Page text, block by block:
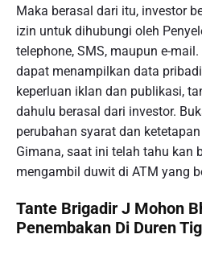
Maka berasal dari itu, investor
izin untuk dihubungi oleh
telephone, SMS, maupun e-
dapat menampilkan data
keperluan iklan dan publikasi,
dahulu berasal dari investor.
perubahan syarat dan
Gimana, saat ini telah tahu kan
mengambil duwit di ATM yang
Tante Brigadir J Mohon
Penembakan Di Duren